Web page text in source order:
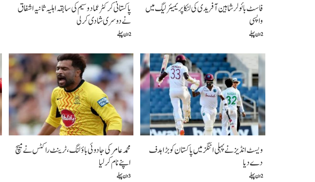
فاسٹ بائولر شاہین آفریدی کی لنکا پریمیئر لیگ میں
واپسی
2 دن پہلے
پاکستانی کرکٹرعماد وسیم کی سابقہ اہلیہ ثانیہ اشفاق
نے دوسری شادی کر لی
2 دن پہلے
ویسٹ انڈیز نے پہلی اننگز میں پاکستان کو بڑا ہدف
دے دیا
2 دن پہلے
محمد عامر کی جادوئی باؤلنگ، ٹرینٹ راکٹس نے میچ
اپنے نام کرلیا
3 دن پہلے